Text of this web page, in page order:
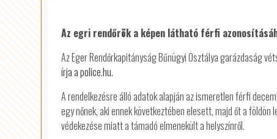
Az egri rendőrök a képen látható férfi
Az Eger Rendőrkapitányság Bűnügyi Osztálya garázdaság
írja a police.hu.
A rendelkezésre álló adatok alapján az ismeretlen férfi
egy nőnek, aki ennek következtében elesett, majd őt a
védekezése miatt a támadó elmenekült a helyszínről.